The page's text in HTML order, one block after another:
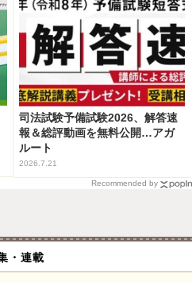
司法試験予備試験2026、解答速
報＆総評動画を無料公開…アガ
ルート
2026.7.21
Recommended by
・連載